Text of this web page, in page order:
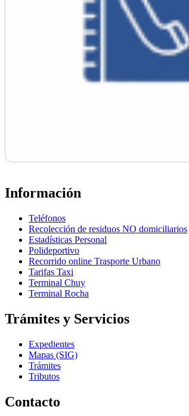
Información
Teléfonos
Recolección de residuos NO domiciliarios
Estadísticas Personal
Polideportivo
Recorrido online Trasporte Urbano
Tarifas Taxi
Terminal Chuy
Terminal Rocha
Trámites y Servicios
Expedientes
Mapas (SIG)
Trámites
Tributos
Contacto